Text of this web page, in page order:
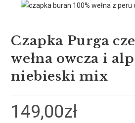
Czapka Purga
wełna owcza i
niebieski mix
149,00zł